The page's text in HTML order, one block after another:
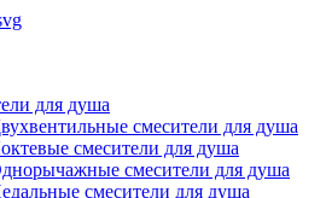
для душа
смесители для душа
смесители для душа
смесители для душа
смесители для душа